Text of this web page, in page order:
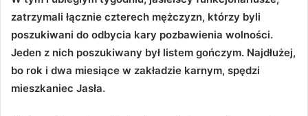
zatrzymali łącznie czterech mężczyzn, którzy byli
poszukiwani do odbycia kary pozbawienia wolności.
Jeden z nich poszukiwany był listem gończym. Najdłużej,
bo rok i dwa miesiące w zakładzie karnym, spędzi
mieszkaniec Jasła.